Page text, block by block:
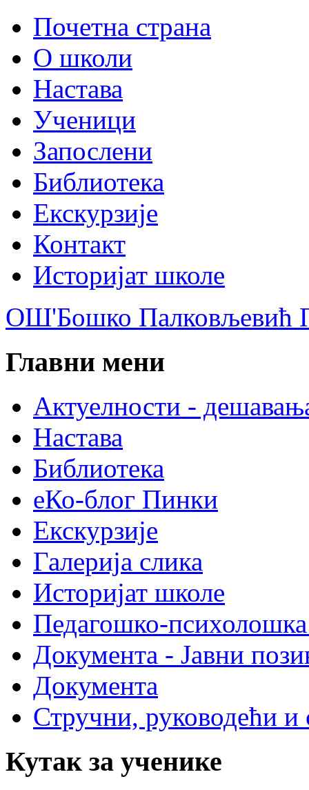
Почетна страна
О школи
Настава
Ученици
Запослени
Библиотека
Екскурзије
Контакт
Историјат школе
ОШ'Бошко Палковљевић
Главни мени
Актуелности -
Настава
Библиотека
еКо-блог Пинки
Екскурзије
Галерија слика
Историјат школе
Педагошко-психолошка
Документа - Јавни
Документа
Стручни, руководећи и
Кутак за ученике